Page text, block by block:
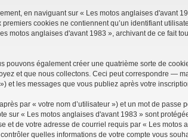
en naviguant sur « Les motos anglaises
cookies ne contiennent qu’un identifiant
motos anglaises d'avant 1983 », archivant de ce fait
pouvons également créer une quatrième sorte de
et que nous collectons. Ceci peut correspondre —
et les messages que vous publiez après votre
par « votre nom d’utilisateur ») et un mot de
sur « Les motos anglaises d'avant 1983 » sont
et de votre adresse de courriel requis par « Les
quelles informations de votre compte vous